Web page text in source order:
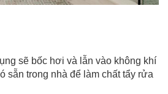
sẽ bốc hơi và lẫn vào không khí
sẵn trong nhà để làm chất tẩy rửa